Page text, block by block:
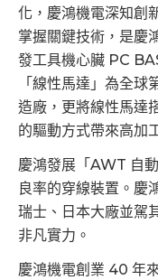
化，慶鴻機電深知創
掌握關鍵技術，是慶
發工具機心臟 PC
「線性馬達」為全
造廠，更將線性馬達
的驅動方式帶來高加
慶鴻發展「AWT 自
良率的穿線裝置。慶
瑞士、日本大廠並駕
非凡實力。
慶鴻機電創業 40 年